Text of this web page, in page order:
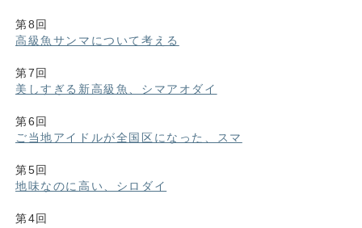
第8回
高級魚サンマについて考える
第7回
美しすぎる新高級魚、シマアオダイ
第6回
ご当地アイドルが全国区になった、スマ
第5回
地味なのに高い、シロダイ
第4回